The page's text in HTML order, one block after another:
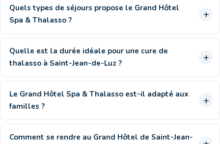
Quels types de séjours propose le Grand Hôtel
Spa & Thalasso ?
Quelle est la durée idéale pour une cure de
thalasso à Saint-Jean-de-Luz ?
Le Grand Hôtel Spa & Thalasso est-il adapté aux
familles ?
Comment se rendre au Grand Hôtel de Saint-Jean-